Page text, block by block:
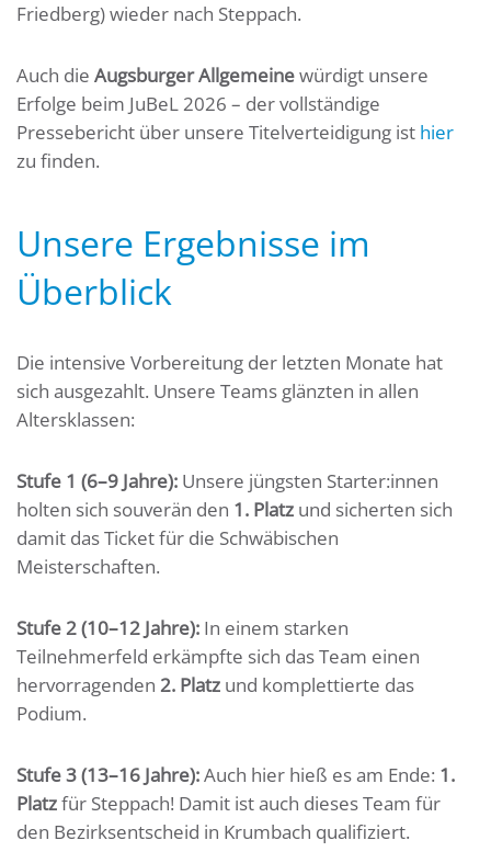
Friedberg) wieder nach Steppach.
Auch die Augsburger Allgemeinewürdigt unsere
Erfolge beim JuBeL 2026 – der vollständige
Pressebericht über unsere Titelverteidigung ist hier
zu finden.
Unsere Ergebnisse im
Überblick
Die intensive Vorbereitung der letzten Monate hat
sich ausgezahlt. Unsere Teams glänzten in allen
Altersklassen:
Stufe 1 (6–9 Jahre): Unsere jüngsten Starter:innen
holten sich souverän den 1. Platz und sicherten sich
damit das Ticket für die Schwäbischen
Meisterschaften.
Stufe 2 (10–12 Jahre): In einem starken
Teilnehmerfeld erkämpfte sich das Team einen
hervorragenden 2. Platz und komplettierte das
Podium.
Stufe 3 (13–16 Jahre):Auch hier hieß es am Ende: 1.
Platzfür Steppach! Damit ist auch dieses Team für
den Bezirksentscheid in Krumbach qualifiziert.